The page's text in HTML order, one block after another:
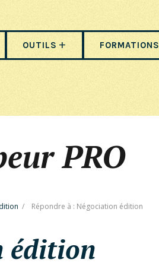
OUTILS FORMATIONS
PRO
/ Répondre à : Négociation édition
édition